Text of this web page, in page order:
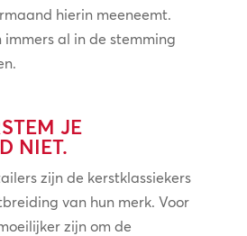
hierin meeneemt.
immers al in de stemming
JE
NIET.
zijn de kerstklassiekers
van hun merk. Voor
zijn om de